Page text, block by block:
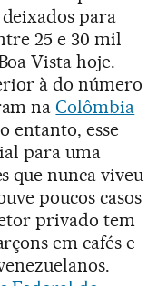
para
25 e 30 mil
Vista hoje.
à do número
naColômbia
entanto, esse
para uma
que nunca viveu
poucos casos
privado tem
em cafés e